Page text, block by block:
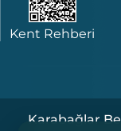
Kent Rehberi
Karabağlar